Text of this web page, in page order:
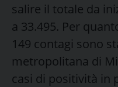
salire il totale da
a 33.495. Per
149 contagi sono
metropolitana di
casi di positività in